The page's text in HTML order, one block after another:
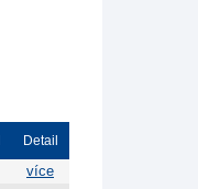
Detail
více